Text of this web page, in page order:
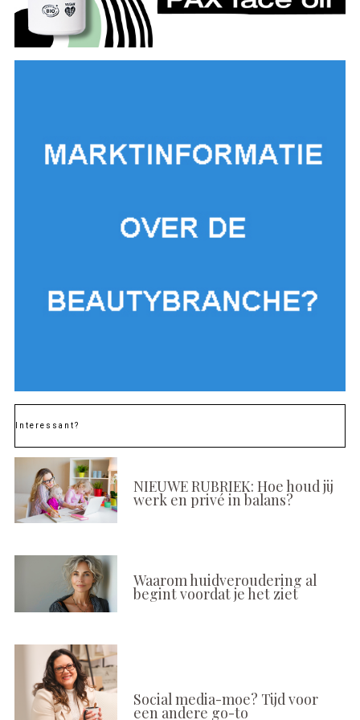
Interessant?
NIEUWE RUBRIEK: Hoe houd jij
werk en privé in balans?
Waarom huidveroudering al
begint voordat je het ziet
Social media-moe? Tijd voor
een andere go-to